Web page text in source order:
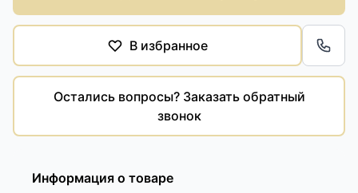
В избранное
Остались вопросы? Заказать обратный
звонок
Информация о товаре